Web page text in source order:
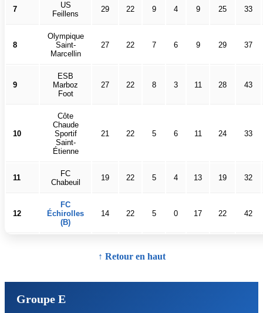
7
US
Feillens
29 22 9 4 9 25 33
8
Olympique
Saint-
Marcellin
27 22 7 6 9 29 37
9
ESB
Marboz
Foot
27 22 8 3 11 28 43
10
Côte
Chaude
Sportif
Saint-
Étienne
21 22 5 6 11 24 33
11
FC
Chabeuil
19 22 5 4 13 19 32
12
FC
Échirolles
(B)
14 22 5 0 17 22 42
↑ Retour en haut
Groupe E